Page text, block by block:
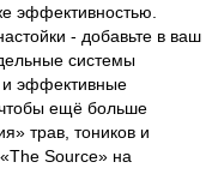
эффективностью.
- добавьте в
системы
и эффективные
ещё больше
трав, тоников и
Source» на